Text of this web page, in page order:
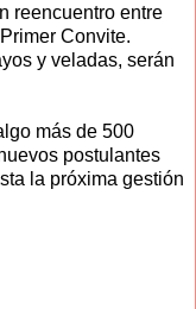
reencuentro entre
Convite.
y veladas, serán
más de 500
postulantes
la próxima gestión